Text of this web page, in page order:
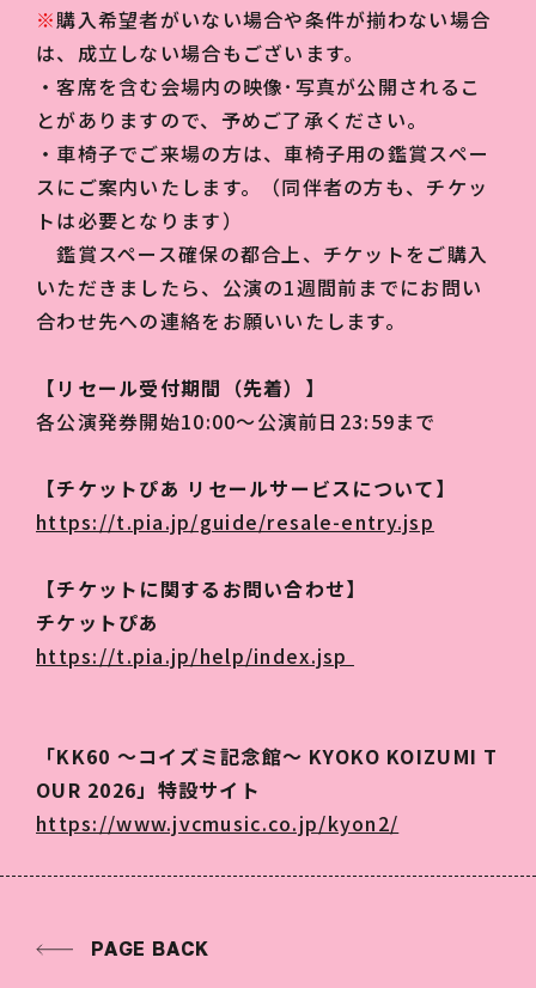
※購入希望者がいない場合や条件が揃わない場合
は、成立しない場合もございます。
・客席を含む会場内の映像･写真が公開されるこ
とがありますので、予めご了承ください。
・車椅子でご来場の方は、車椅子用の鑑賞スペー
スにご案内いたします。（同伴者の方も、チケッ
トは必要となります）
鑑賞スペース確保の都合上、チケットをご購入
いただきましたら、公演の1週間前までにお問い
合わせ先への連絡をお願いいたします。
【リセール受付期間（先着）】
各公演発券開始10:00～公演前日23:59まで
【チケットぴあ リセールサービスについて】
https://t.pia.jp/guide/resale-entry.jsp
【チケットに関するお問い合わせ】
チケットぴあ
https://t.pia.jp/help/index.jsp
「KK60 〜コイズミ記念館〜 KYOKO KOIZUMI T
OUR 2026」特設サイト
https://www.jvcmusic.co.jp/kyon2/
PAGE BACK